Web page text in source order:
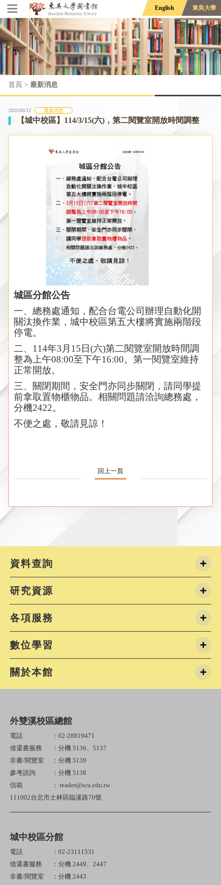
東吳大學
English
首頁 > 最新消息
2025/03/12 最新消息
【城中校區】114/3/15(六)，第二閱覽室開放時間調整
城區分館公告
一、總務處通知，配合台電公司辦理自動化開
關汰換作業，城中校區第五大樓將實施兩階段
停電。
二、114年3月15日(六)第二閱覽室開放時間調
整為上午08:00至下午16:00。第一閱覽室維持
正常開放。
三、關閉期間，安全門亦同步關閉，請同學提
前拿取置物櫃物品。相關問題請洽詢總務處，
分機2422。
不便之處，敬請見諒！
回上一頁
資料查詢
研究資源
各項服務
數位學習
關於本館
外雙溪校區總館
電話
：02-28819471
借還書服務
：分機 5136、5137
非書/閱覽室
：分機 5139
參考諮詢
：分機 5138
信箱
： reader@scu.edu.tw
111002台北市士林區臨溪路70號
城中校區分館
電話
：02-23111531
借還書服務
：分機 2449、2447
非書/閱覽室
：分機 2443